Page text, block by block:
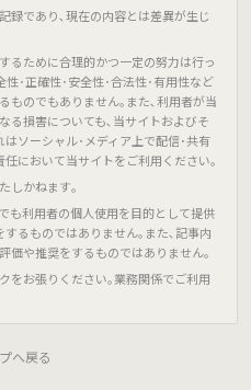
録であり､現在の内容とは差異が生じ
るために合理的かつ一定の努力は行っ
･正確性･安全性･合法性･有用性など
ものでもありません｡また､利用者が当
る損害についても､当サイトおよびそ
ソーシャル･メディア上で配信･共有
において当サイトをご利用ください｡
しかねます｡
も利用者の個人使用を目的として提供
るものではありません｡また､記事内
価や推奨をするものではありません｡
をお張りください｡業務関係でご利用
へ戻る